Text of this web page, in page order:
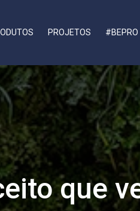
PROJETOS #BEPRO
que